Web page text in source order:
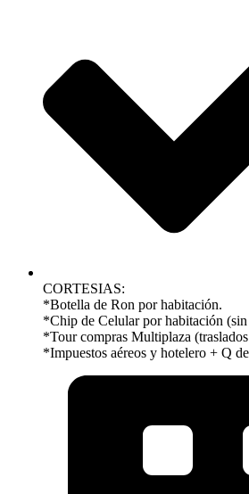
CORTESIAS:
*Botella de Ron por habitación.
*Chip de Celular por habitación (sin
*Tour compras Multiplaza
*Impuestos aéreos y hotelero + Q